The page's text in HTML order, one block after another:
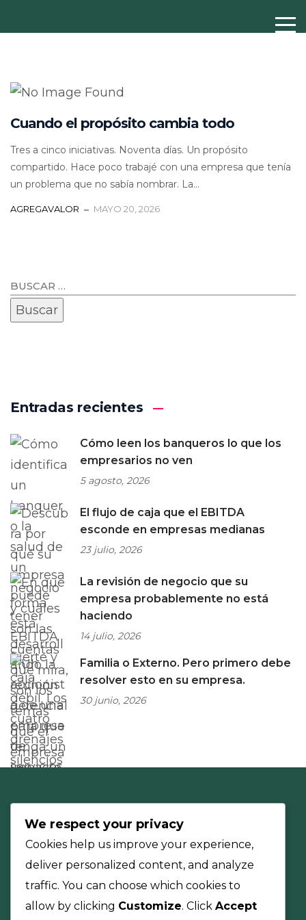
Cuando el propósito cambia todo
Tres a cinco iniciativas. Noventa días. Un propósito
compartido. Hace poco trabajé con una empresa que tenía
un problema que no sabía nombrar. La...
AGREGAVALOR MAYO 20, 2026
Entradas recientes
Cómo leen los banqueros lo que los
empresarios no ven
5 agosto, 2026
El flujo de caja que el EBITDA
esconde en empresas medianas
23 julio, 2026
La revisión de negocio que su
empresa probablemente no está
haciendo
14 julio, 2026
Familia o Externo. Pero primero debe
resolver esto en su empresa.
30 junio, 2026
We respect your privacy
Cookies help us improve your experience,
deliver personalized content, and analyze
traffic. You can choose which cookies to
allow by clicking Customize. Click Accept